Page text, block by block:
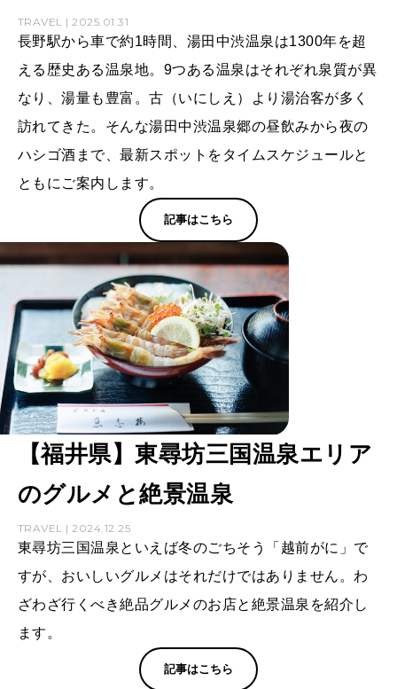
TRAVEL | 2025.01.31
長野駅から車で約1時間、湯田中渋温泉は1300年を超
える歴史ある温泉地。9つある温泉はそれぞれ泉質が異
なり、湯量も豊富。古（いにしえ）より湯治客が多く
訪れてきた。そんな湯田中渋温泉郷の昼飲みから夜の
ハシゴ酒まで、最新スポットをタイムスケジュールと
ともにご案内します。
記事はこちら
【福井県】東尋坊三国温泉エリア
のグルメと絶景温泉
TRAVEL | 2024.12.25
東尋坊三国温泉といえば冬のごちそう「越前がに」で
すが、おいしいグルメはそれだけではありません。わ
ざわざ行くべき絶品グルメのお店と絶景温泉を紹介し
ます。
記事はこちら